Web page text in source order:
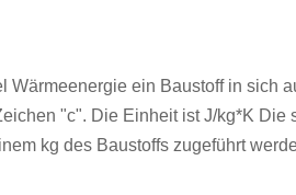
ein Baustoff in sich
"c". Die Einheit ist J/kg*K Die
kg des Baustoffs zugeführt